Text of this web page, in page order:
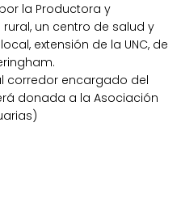
la Productora y
un centro de salud y
extensión de la UNC, de
corredor encargado del
donada a la Asociación